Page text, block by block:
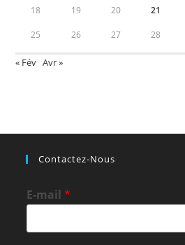
18 19 20 21
25 26 27 28
« Fév Avr »
Contactez-Nous
E-mail*